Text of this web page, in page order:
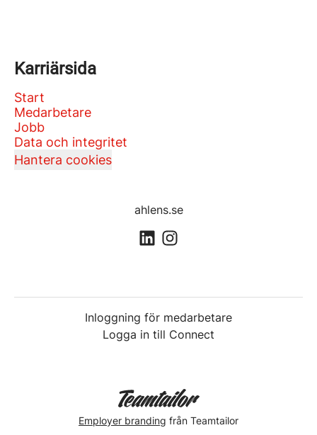
Karriärsida
Start
Medarbetare
Jobb
Data och integritet
Hantera cookies
ahlens.se
Inloggning för medarbetare
Logga in till Connect
Employer branding från Teamtailor